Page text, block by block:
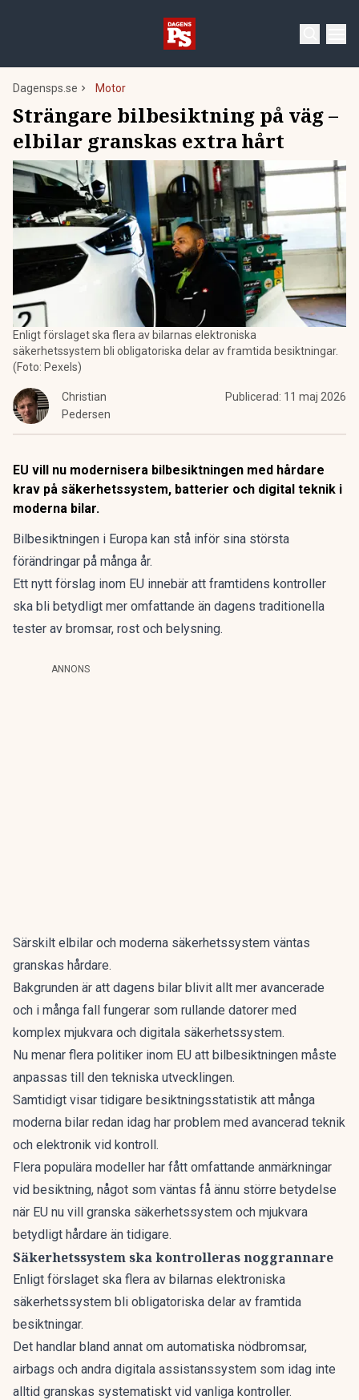
Dagensps.se Motor
Strängare bilbesiktning på väg –
elbilar granskas extra hårt
Enligt förslaget ska flera av bilarnas elektroniska
säkerhetssystem bli obligatoriska delar av framtida besiktningar.
(Foto: Pexels)
Christian
Pedersen
Publicerad: 11 maj 2026
EU vill nu modernisera bilbesiktningen med hårdare
krav på säkerhetssystem, batterier och digital teknik i
moderna bilar.
Bilbesiktningen i Europa kan stå inför sina största
förändringar på många år.
Ett nytt förslag inom EU innebär att framtidens kontroller
ska bli betydligt mer omfattande än dagens traditionella
tester av bromsar, rost och belysning.
ANNONS
Särskilt elbilar och moderna säkerhetssystem väntas
granskas hårdare.
Bakgrunden är att dagens bilar blivit allt mer avancerade
och i många fall fungerar som rullande datorer med
komplex mjukvara och digitala säkerhetssystem.
Nu menar flera politiker inom EU att bilbesiktningen måste
anpassas till den tekniska utvecklingen.
Samtidigt visar tidigare besiktningsstatistik att många
moderna bilar redan idag har problem med avancerad teknik
och elektronik vid kontroll.
Flera populära modeller har fått omfattande anmärkningar
vid besiktning, något som väntas få ännu större betydelse
när EU nu vill granska säkerhetssystem och mjukvara
betydligt hårdare än tidigare.
Säkerhetssystem ska kontrolleras noggrannare
Enligt förslaget ska flera av bilarnas elektroniska
säkerhetssystem bli obligatoriska delar av framtida
besiktningar.
Det handlar bland annat om automatiska nödbromsar,
airbags och andra digitala assistanssystem som idag inte
alltid granskas systematiskt vid vanliga kontroller.